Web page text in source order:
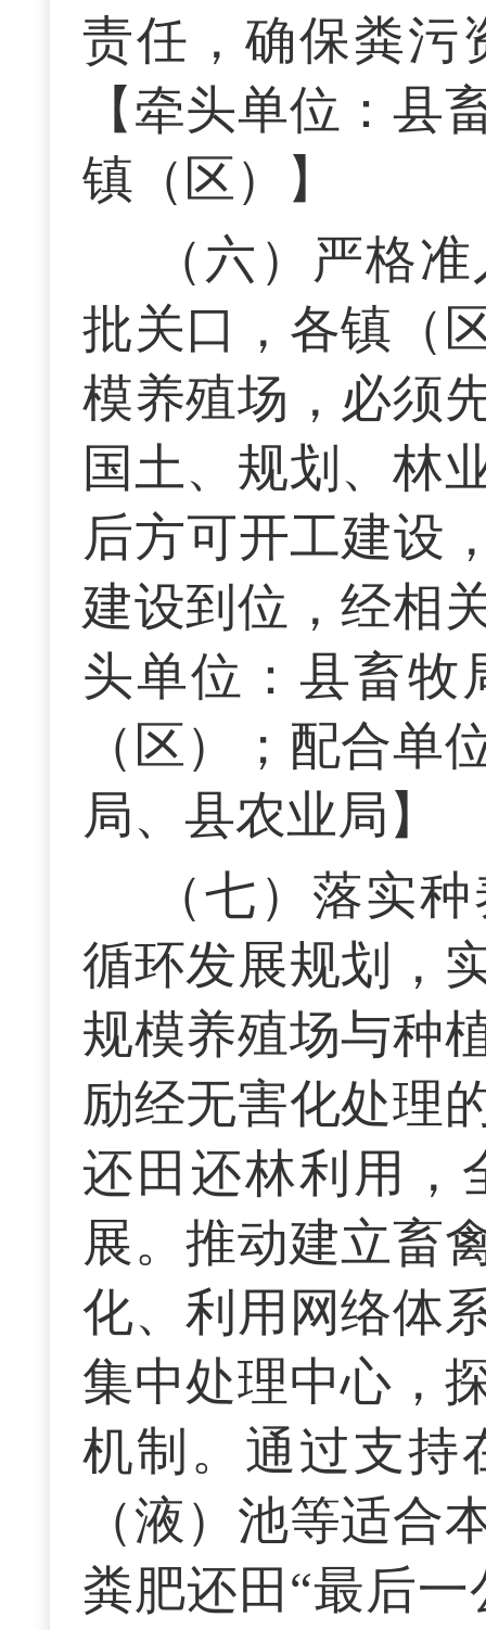
责任，确保粪污
【牵头单位：县
镇（区）】
（六）严格
批关口，各镇（
模养殖场，必须
国土、规划、林
后方可开工建设
建设到位，经相
头单位：县畜牧
（区）；配合单
局、县农业局】
（七）落实
循环发展规划，
规模养殖场与种
励经无害化处理
还田还林利用，
展。推动建立畜
化、利用网络体
集中处理中心，
机制。通过支持
（液）池等适合
粪肥还田“最后